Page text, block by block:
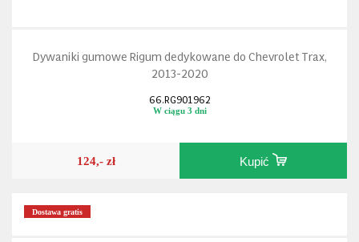
Dywaniki gumowe Rigum dedykowane do Chevrolet Trax,
2013-2020
66.RG901962
W ciągu 3 dni
124,- zł Kupić
Dostawa gratis